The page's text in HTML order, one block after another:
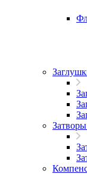
Затворы